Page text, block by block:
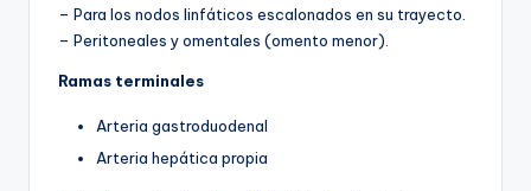
– Para los nodos linfáticos escalonados en su trayecto.
– Peritoneales y omentales (omento menor).
Ramas terminales
Arteria gastroduodenal
Arteria hepática propia